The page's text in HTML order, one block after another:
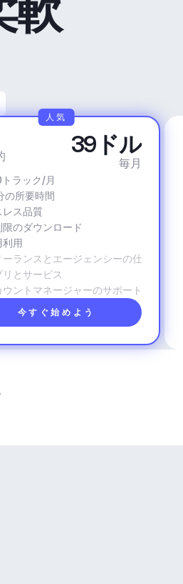
軟
39ドル
毎月
ラック/月
の所要時間
レス品質
限のダウンロード
利用
ーランスとエージェンシーの仕事
リとサービス
ウントマネージャーのサポート
今すぐ始めよう
人気